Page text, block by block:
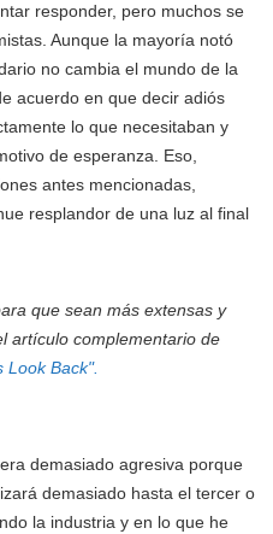
responder, pero muchos se
Aunque la mayoría notó
no cambia el mundo de la
acuerdo en que decir adiós
lo que necesitaban y
de esperanza. Eso,
antes mencionadas,
resplandor de una luz al final
que sean más extensas y
artículo complementario de
Look Back".
demasiado agresiva porque
demasiado hasta el tercer o
la industria y en lo que he